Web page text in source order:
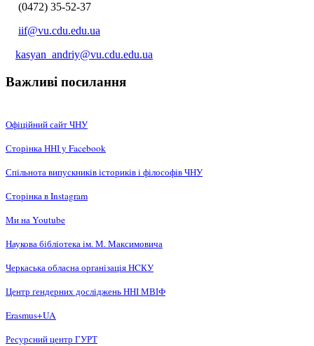
(0472) 35-52-37
iif@vu.cdu.edu.ua
kasyan_andriy@vu.cdu.edu.ua
Важливі посилання
Офіційний сайт ЧНУ
Сторінка ННІ у Facebook
Спільнота випускників істориків і філософів ЧНУ
Сторінка в Instagram
Ми на Youtube
Наукова бібліотека ім. М. Максимовича
Черкаська обласна організація НCКУ
Центр ґендерних досліджень ННІ МВІФ
Erasmus+UA
Ресурсний центр ГУРТ